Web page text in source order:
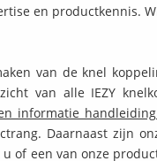
en productkennis.
van de knel
van alle IEZY
informatie
Daarnaast zijn
of een van onze